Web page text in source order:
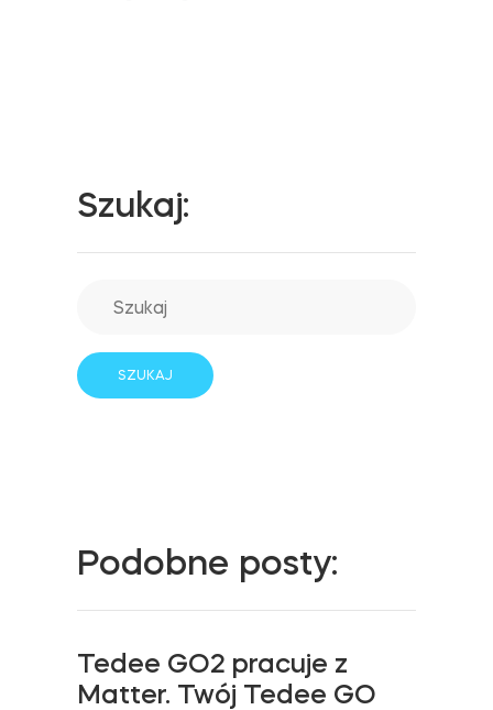
Dedykowane wkładki Tedee
Szukaj:
Podobne posty:
Tedee GO2 pracuje z
Matter. Twój Tedee GO